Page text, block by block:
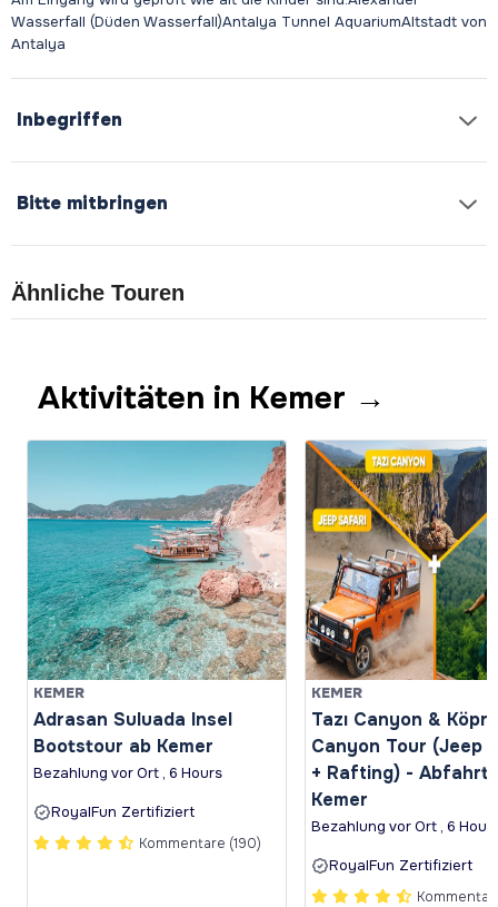
Wasserfall (Düden Wasserfall)Antalya Tunnel AquariumAltstadt von
Inbegriffen
Bitte mitbringen
Ähnliche Touren
Aktivitäten in Kemer →
KEMER
Adrasan Suluada Insel
Bootstour ab Kemer
Bezahlung vor Ort , 6 Hours
RoyalFun Zertifiziert
Kommentare (190)
KEMER
Tazı Canyon &
Canyon Tour (Jeep
+ Rafting) - Abfahrt
Kemer
Bezahlung vor Ort , 6
RoyalFun Zertifiziert